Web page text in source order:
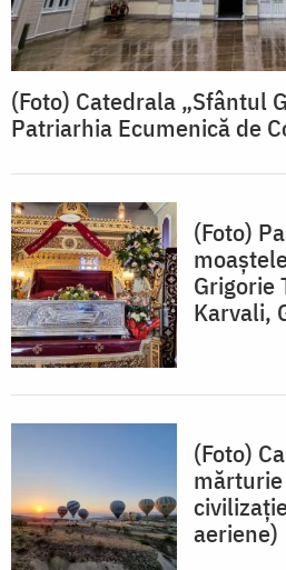
(Foto) Catedrala „Sfântul
Patriarhia Ecumenică de
(Foto)
Grigorie
Karvali,
(Foto)
aeriene)